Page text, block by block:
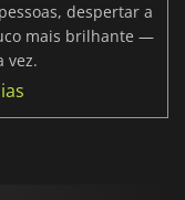
despertar a
mais brilhante —
vez.